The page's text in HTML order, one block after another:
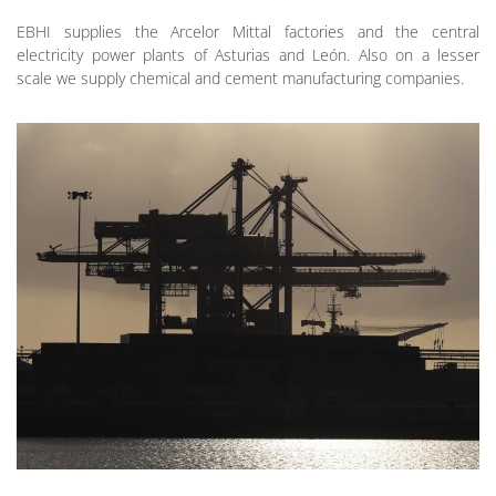
EBHI supplies the Arcelor Mittal factories and the central
electricity power plants of Asturias and León. Also on a lesser
scale we supply chemical and cement manufacturing companies.